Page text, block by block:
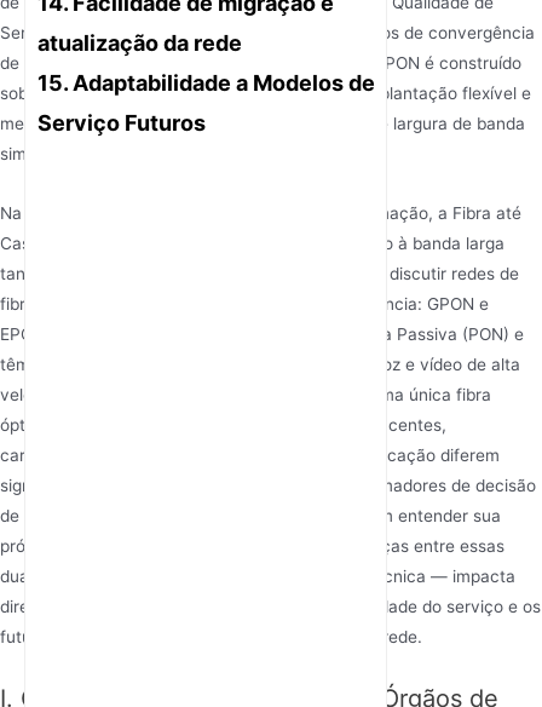
atualização da rede
15. Adaptabilidade a Modelos de
Serviço Futuros
Serviço (QoS), tornando-o adequado para cenários de convergência
de alta largura de banda e múltiplos serviços. O EPON é construído
sobre um protocolo Ethernet maduro, oferece implantação flexível e
menor custo, oferece vantagens em requisitos de largura de banda
simétrica e atualizações de rede.
Na era atual de rápido desenvolvimento da informação, a Fibra até
Casa (FTTH) tornou-se a pedra angular do acesso à banda larga
tanto para residências quanto para empresas. Ao discutir redes de
fibra, dois termos técnicos aparecem com frequência: GPON e
EPON. Ambos pertencem à família de Rede Óptica Passiva (PON) e
têm como objetivo fornecer serviços de dados, voz e vídeo de alta
velocidade para múltiplos usuários por meio de uma única fibra
óptica. No entanto, seus caminhos técnicos subjacentes,
características de desempenho e cenários de aplicação diferem
significativamente. Para engenheiros de rede, tomadores de decisão
de operadores e até mesmo usuários que desejam entender sua
própria infraestrutura de rede, esclarecer diferenças entre essas
duas tecnologias não é apenas uma discussão técnica — impacta
diretamente a eficiência do investimento, a qualidade do serviço e os
futuros caminhos de evolução da construção de rede.
I. Origem das Normas Técnicas e Órgãos de